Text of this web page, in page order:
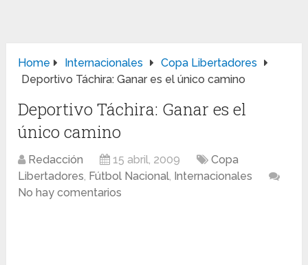
Home Internacionales
Copa Libertadores
Deportivo Táchira: Ganar es el único camino
Deportivo Táchira: Ganar es el
único camino
Redacción 15 abril, 2009
Copa
Libertadores, Fútbol Nacional, Internacionales
No hay comentarios